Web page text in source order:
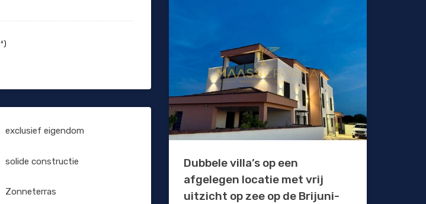
exclusief eigendom
solide constructie
Zonneterras
Dubbele villa’s op een
afgelegen locatie met vrij
uitzicht op zee op de Brijuni-